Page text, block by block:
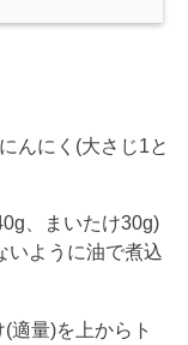
んにく(大さじ1と
、まいたけ30g)
いように油で煮込
適量)を上からト